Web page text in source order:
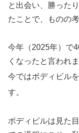
と出会い、勝った
たことで、ものの
今年（2025年） で
くなったと言われま
今ではボディビル
す。
ボディビルは見た